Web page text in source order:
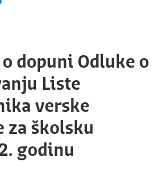
dopuni Odluke o
Liste
verske
za školsku
godinu